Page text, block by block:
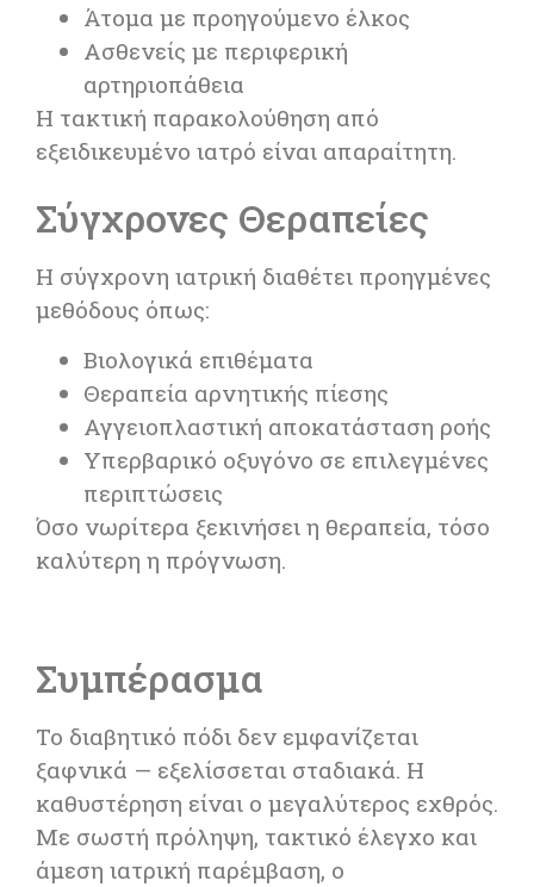
Άτομα με προηγούμενο έλκος
Ασθενείς με περιφερική
αρτηριοπάθεια
Η τακτική παρακολούθηση από
εξειδικευμένο ιατρό είναι απαραίτητη.
Σύγχρονες Θεραπείες
Η σύγχρονη ιατρική διαθέτει προηγμένες
μεθόδους όπως:
Βιολογικά επιθέματα
Θεραπεία αρνητικής πίεσης
Αγγειοπλαστική αποκατάσταση ροής
Υπερβαρικό οξυγόνο σε επιλεγμένες
περιπτώσεις
Όσο νωρίτερα ξεκινήσει η θεραπεία, τόσο
καλύτερη η πρόγνωση.
Συμπέρασμα
Το διαβητικό πόδι δεν εμφανίζεται
ξαφνικά — εξελίσσεται σταδιακά. Η
καθυστέρηση είναι ο μεγαλύτερος εχθρός.
Με σωστή πρόληψη, τακτικό έλεγχο και
άμεση ιατρική παρέμβαση, ο